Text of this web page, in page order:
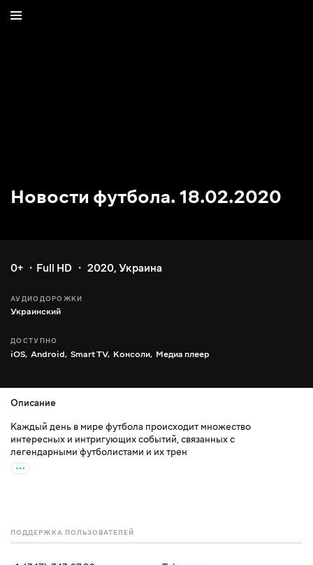
Новости футбола. 18.02.2020
0+ Full HD 2020, Украина
АУДИОДОРОЖКИ
Украинский
ДОСТУПНО
iOS, Android, Smart TV, Консоли, Медиа плеер
Описание
Каждый день в мире футбола происходит множество
интересных и интригующих событий, связанных с
легендарными футболистами и их трен
ПОДДЕРЖКА ПОЛЬЗОВАТЕЛЕЙ